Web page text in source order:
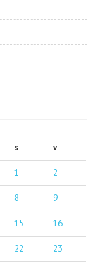
s v
1 2
8 9
15 16
22 23